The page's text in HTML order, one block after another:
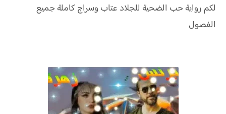
لكم رواية حب الضحية للجلاد عتاب وسراج كاملة جميع
الفصول